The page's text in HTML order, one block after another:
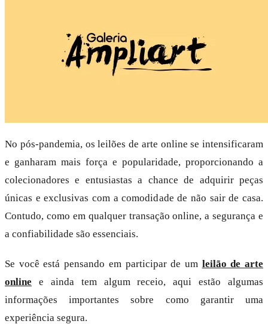
No pós-pandemia, os leilões de arte online se intensificaram
e ganharam mais força e popularidade, proporcionando a
colecionadores e entusiastas a chance de adquirir peças
únicas e exclusivas com a comodidade de não sair de casa.
Contudo, como em qualquer transação online, a segurança e
a confiabilidade são essenciais.
Se você está pensando em participar de um leilão de arte
online e ainda tem algum receio, aqui estão algumas
informações importantes sobre como garantir uma
experiência segura.